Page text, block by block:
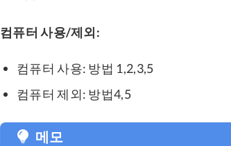
컴퓨터 사용/제외:
컴퓨터 사용: 방법 1,2,3,5
컴퓨터 제외: 방법4,5
메모